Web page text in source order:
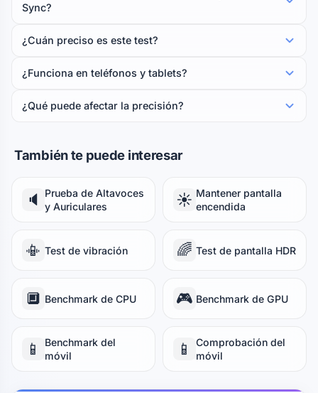
Sync?
¿Cuán preciso es este test?
¿Funciona en teléfonos y tablets?
¿Qué puede afectar la precisión?
También te puede interesar
🔈
Prueba de Altavoces
y Auriculares
☀️ Mantener pantalla
encendida
📳 Test de vibración 🌈 Test de pantalla HDR
🔲 Benchmark de CPU 🎮 Benchmark de GPU
📱
Benchmark del
móvil
📱
Comprobación del
móvil